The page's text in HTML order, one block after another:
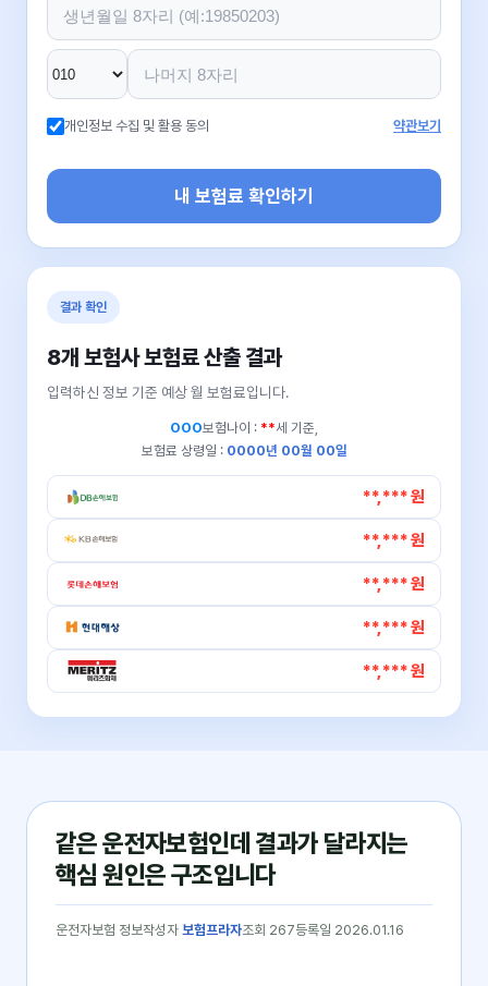
개인정보 수집 및 활용 동의 약관보기
내 보험료 확인하기
결과 확인
8개 보험사 보험료 산출 결과
입력하신 정보 기준 예상 월 보험료입니다.
OOO보험나이 : **세 기준,
보험료 상령일 : 0000년 00월 00일
**,*** 원
**,*** 원
**,*** 원
**,*** 원
**,*** 원
같은 운전자보험인데 결과가 달라지는
핵심 원인은 구조입니다
운전자보험 정보작성자 보험프라자조회 267등록일 2026.01.16